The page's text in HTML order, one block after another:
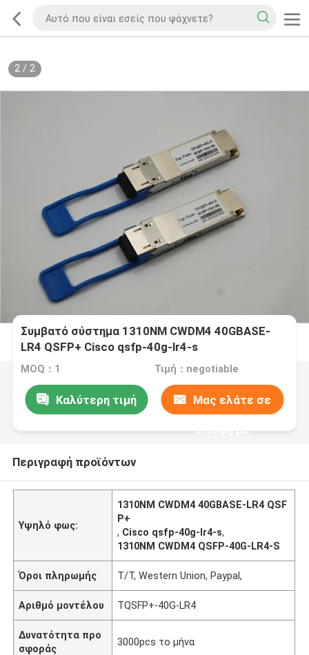
2/ 2
Συμβατό σύστημα 1310NM CWDM4 40GBASE-
LR4 QSFP+ Cisco qsfp-40g-lr4-s
MOQ：1 Τιμή：negotiable
Καλύτερη τιμή Μας ελάτε σε
επαφή με
Περιγραφή προϊόντων
Υψηλό φως:
1310NM CWDM4 40GBASE-LR4 QSF
P+
, Cisco qsfp-40g-lr4-s,
1310NM CWDM4 QSFP-40G-LR4-S
Όροι πληρωμής T/T, Western Union, Paypal,
Αριθμό μοντέλου TQSFP+-40G-LR4
Δυνατότητα προ
σφοράς
3000pcs το μήνα